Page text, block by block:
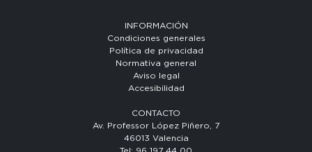
INFORMACIÓN
Condiciones generales
Política de privacidad
Normativa general
Aviso legal
Accesibilidad
CONTACTO
Av. Professor López Piñero, 7
46013 Valencia